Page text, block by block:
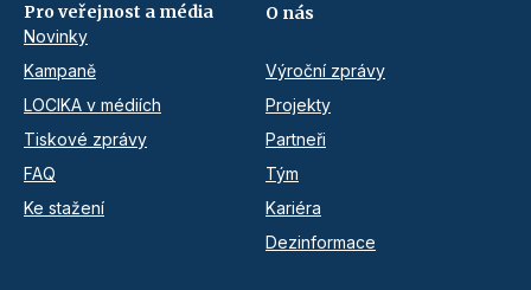
Pro veřejnost a média
Novinky
Kampaně
LOCIKA v médiích
Tiskové zprávy
FAQ
Ke stažení
O nás
Výroční zprávy
Projekty
Partneři
Tým
Kariéra
Dezinformace